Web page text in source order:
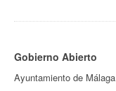
Gobierno Abierto
Ayuntamiento de Málaga